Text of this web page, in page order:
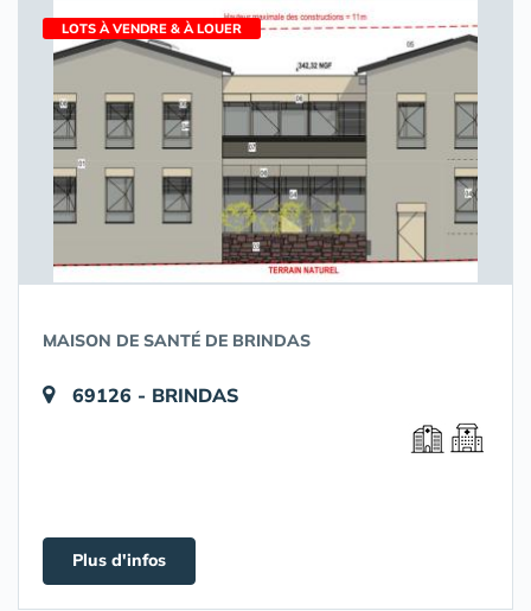
LOTS À VENDRE & À LOUER
MAISON DE SANTÉ DE BRINDAS
69126 - BRINDAS
Plus d'infos